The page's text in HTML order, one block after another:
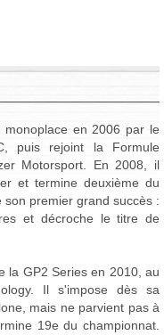
en 2006 par le
puis rejoint la Formule
Motorsport. En 2008, il
et termine deuxième du
premier grand succès :
et décroche le titre de
la GP2 Series en 2010, au
Il s'impose dès sa
mais ne parvient pas à
19e du championnat.